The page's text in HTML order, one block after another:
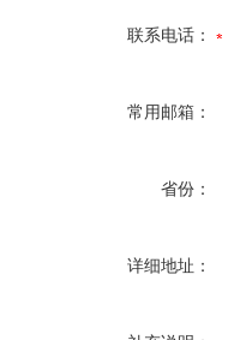
联系电话：
常用邮箱：
省份：
详细地址：